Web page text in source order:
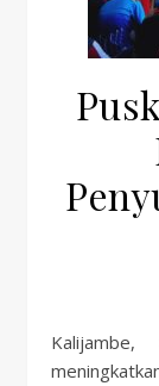
Kalijambe, 8 Mei 2026 — Dalam upaya